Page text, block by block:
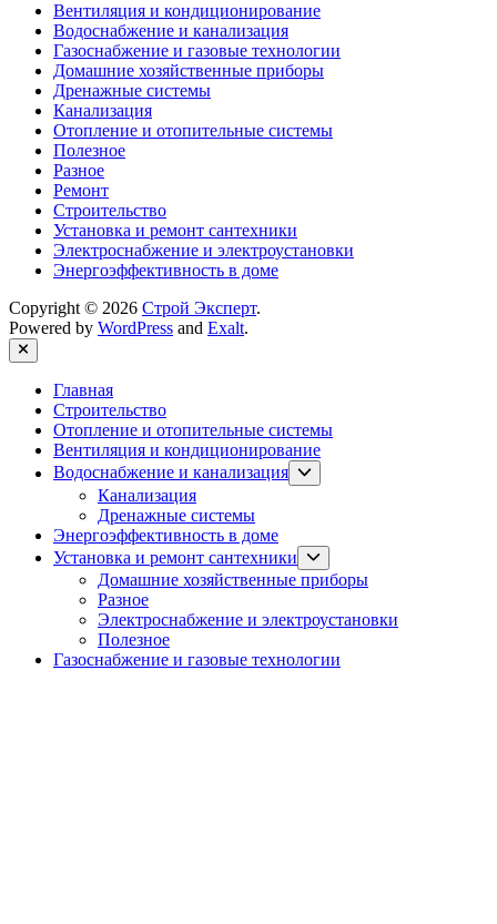
Вентиляция и кондиционирование
Водоснабжение и канализация
Газоснабжение и газовые технологии
Домашние хозяйственные приборы
Дренажные системы
Канализация
Отопление и отопительные системы
Полезное
Разное
Ремонт
Строительство
Установка и ремонт сантехники
Электроснабжение и электроустановки
Энергоэффективность в доме
Copyright © 2026 Строй Эксперт.
Powered by WordPress and Exalt.
Close
Главная
Строительство
Отопление и отопительные системы
Вентиляция и кондиционирование
Водоснабжение и канализация
Show
sub
Канализация
Дренажные системы
Энергоэффективность в доме
Установка и ремонт сантехники
sub
menu
Домашние хозяйственные приборы
Разное
Электроснабжение и электроустановки
Полезное
Газоснабжение и газовые технологии